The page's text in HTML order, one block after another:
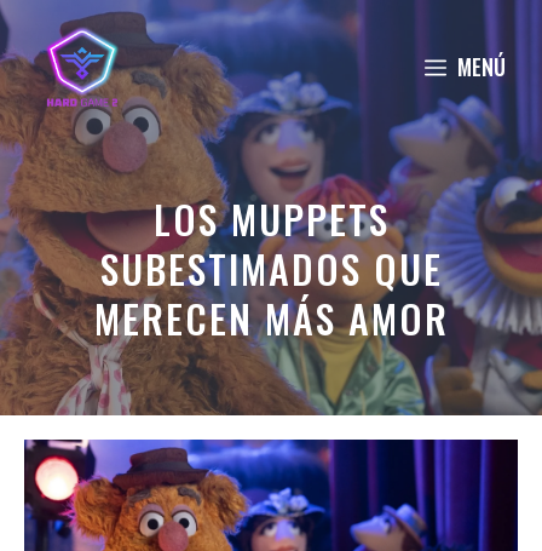
Saltar
al
contenido
MENÚ
LOS MUPPETS
SUBESTIMADOS QUE
MERECEN MÁS AMOR